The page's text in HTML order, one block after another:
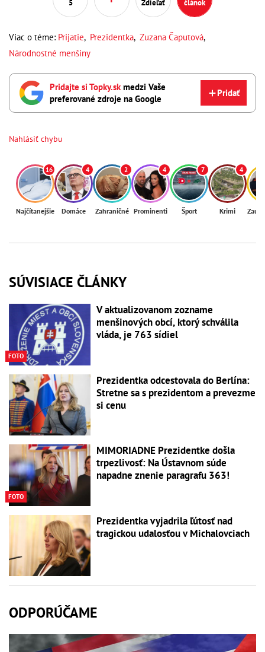
5 Zdieľať článok
Viac o téme: Prijatie, Prezidentka, Zuzana Čaputová,
Národnostné menšiny
Pridajte si Topky.sk medzi Vaše
preferované zdroje na Google
Pridať
Nahlásiť chybu
16
Najčítanejšie
4
Domáce
2
Zahraničné
4
Prominenti
7
Šport
4
Krimi
SÚVISIACE ČLÁNKY
FOTO
V aktualizovanom zozname
menšinových obcí, ktorý schválila
vláda, je 763 sídiel
Prezidentka odcestovala do Berlína:
Stretne sa s prezidentom a prevezme
si cenu
FOTO
MIMORIADNE Prezidentke došla
trpezlivosť: Na Ústavnom súde
napadne znenie paragrafu 363!
Prezidentka vyjadrila ľútosť nad
tragickou udalosťou v Michalovciach
ODPORÚČAME